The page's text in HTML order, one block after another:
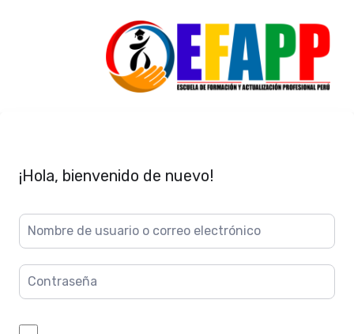
¡Hola, bienvenido de nuevo!